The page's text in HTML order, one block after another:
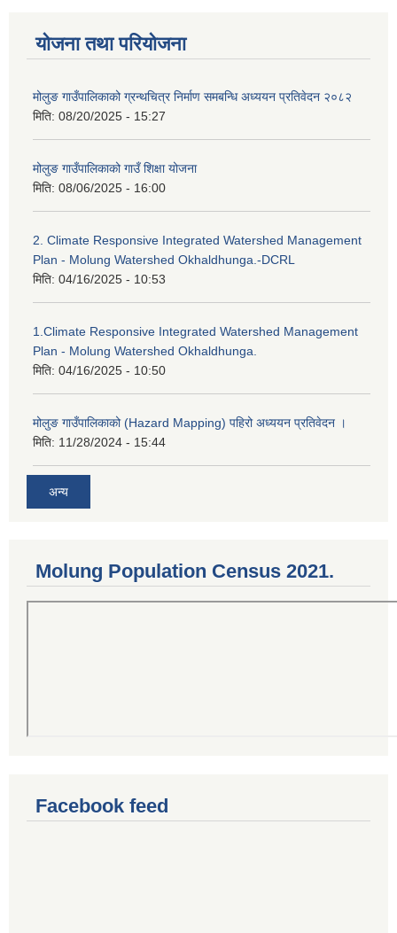
योजना तथा परियोजना
मोलुङ गाउँपालिकाको ग्रन्थचित्र निर्माण समबन्धि अध्ययन प्रतिवेदन २०८२
मिति: 08/20/2025 - 15:27
मोलुङ गाउँपालिकाको गाउँ शिक्षा योजना
मिति: 08/06/2025 - 16:00
2. Climate Responsive Integrated Watershed Management
Plan - Molung Watershed Okhaldhunga.-DCRL
मिति: 04/16/2025 - 10:53
1.Climate Responsive Integrated Watershed Management
Plan - Molung Watershed Okhaldhunga.
मिति: 04/16/2025 - 10:50
मोलुङ गाउँपालिकाको (Hazard Mapping) पहिरो अध्ययन प्रतिवेदन ।
मिति: 11/28/2024 - 15:44
अन्य
Molung Population Census 2021.
Facebook feed